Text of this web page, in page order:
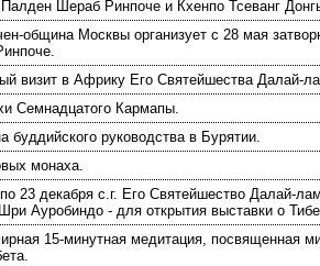
Палден Шераб Ринпоче и Кхенпо Тсеванг
община Москвы организует с 28 мая
визит в Африку Его Святейшества Далай-
Семнадцатого Кармапы.
буддийского руководства в Бурятии.
монаха.
23 декабря с.г. Его Святейшество Далай-
Ауробиндо - для открытия выставки о
15-минутная медитация, посвященная